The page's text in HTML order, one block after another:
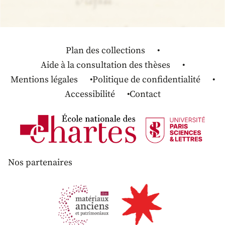
Plan des collections
Aide à la consultation des thèses
Mentions légales
Politique de confidentialité
Accessibilité
Contact
Nos partenaires